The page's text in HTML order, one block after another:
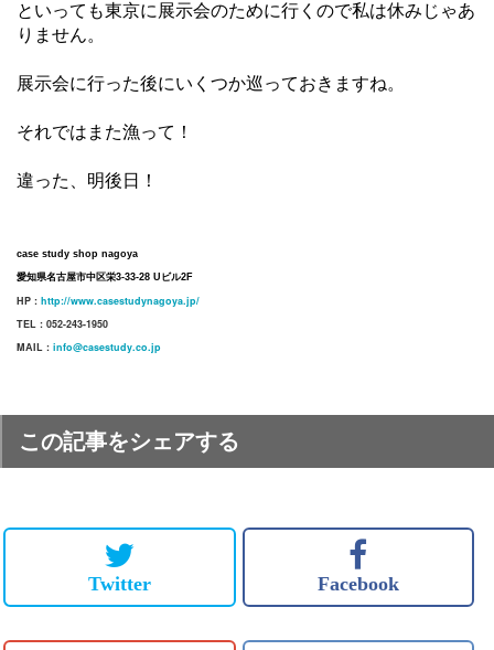
といっても東京に展示会のために行くので私は休みじゃあ
りません。
展示会に行った後にいくつか巡っておきますね。
それではまた漁って！
違った、明後日！
case study shop nagoya
愛知県名古屋市中区栄3-33-28 Uビル2F
HP : http://www.casestudynagoya.jp/
TEL : 052-243-1950
MAIL : info@casestudy.co.jp
この記事をシェアする
Twitter Facebook